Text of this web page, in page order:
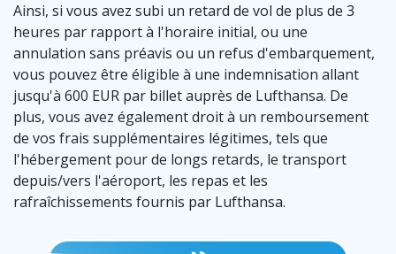
Ainsi, si vous avez subi un retard de vol de plus de 3
heures par rapport à l'horaire initial, ou une
annulation sans préavis ou un refus d'embarquement,
vous pouvez être éligible à une indemnisation allant
jusqu'à 600 EUR par billet auprès de Lufthansa. De
plus, vous avez également droit à un remboursement
de vos frais supplémentaires légitimes, tels que
l'hébergement pour de longs retards, le transport
depuis/vers l'aéroport, les repas et les
rafraîchissements fournis par Lufthansa.